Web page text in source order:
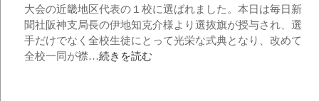
大会の近畿地区代表の１校に選ばれました。本日は毎日新
聞社阪神支局長の伊地知克介様より選抜旗が授与され、選
手だけでなく全校生徒にとって光栄な式典となり、改めて
全校一同が襟…続きを読む